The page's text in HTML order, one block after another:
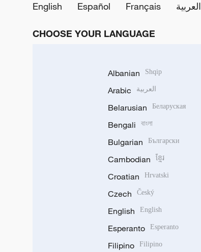
English
Español Français العربية
CHOOSE YOUR LANGUAGE
Albanian Shqip
Arabic العربية
Belarusian Беларуская
Bengali বাংলা
Bulgarian Български
Cambodian ខ្មែរ
Croatian Hrvatski
Czech Český
English English
Esperanto Esperanto
Filipino Filipino